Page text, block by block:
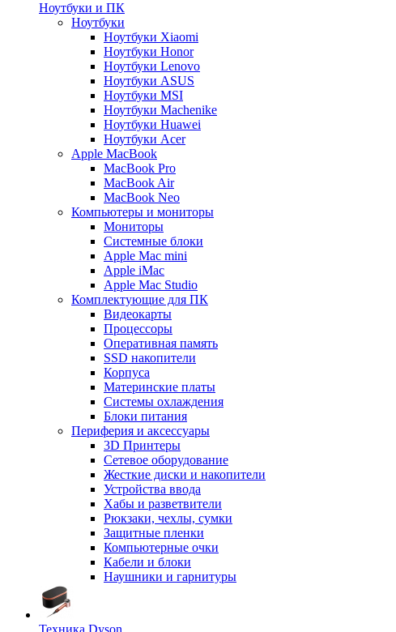
Ноутбуки и ПК
Ноутбуки
Ноутбуки Xiaomi
Ноутбуки Honor
Ноутбуки Lenovo
Ноутбуки ASUS
Ноутбуки MSI
Ноутбуки Machenike
Ноутбуки Huawei
Ноутбуки Acer
Apple MacBook
MacBook Pro
MacBook Air
MacBook Neo
Компьютеры и мониторы
Мониторы
Системные блоки
Apple Mac mini
Apple iMac
Apple Mac Studio
Комплектующие для ПК
Видеокарты
Процессоры
Оперативная память
SSD накопители
Корпуса
Материнские платы
Системы охлаждения
Блоки питания
Периферия и аксессуары
3D Принтеры
Сетевое оборудование
Жесткие диски и накопители
Устройства ввода
Хабы и разветвители
Рюкзаки, чехлы, сумки
Защитные пленки
Компьютерные очки
Кабели и блоки
Наушники и гарнитуры
Техника Dyson